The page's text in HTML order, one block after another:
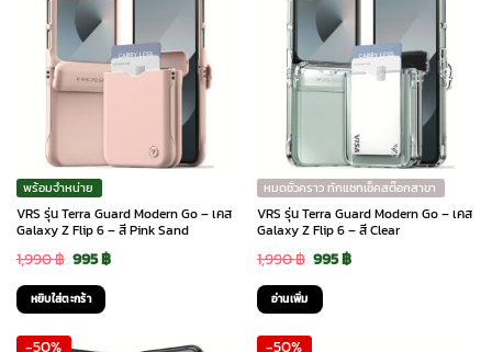
พร้อมจำหน่าย
VRS รุ่น Terra Guard Modern Go – เคส
Galaxy Z Flip 6 – สี Pink Sand
1,990฿ Original
price
was:
995฿Current
หยิบใส่ตะกร้า
หมดชั่วคราว ทักแชทเช็คสต๊อกสาขา
VRS รุ่น Terra Guard Modern Go – เคส
Galaxy Z Flip 6 – สี Clear
1,990฿ Original
price
was:
995฿Current
อ่านเพิ่ม
-50% -50%